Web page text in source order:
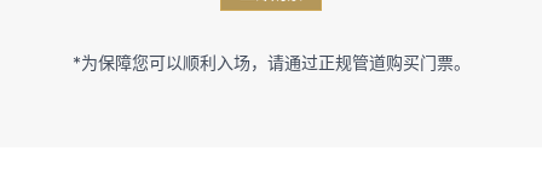
*为保障您可以顺利入场，请通过正规管道购买门票。